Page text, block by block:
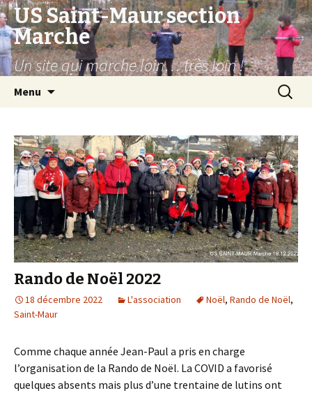
US Saint-Maur section
Marche
Un site qui marche loin… très loin !
Menu
Rando de Noël 2022
18 décembre 2022 L'association Noël, Rando de Noël,
Saint-Maur
Comme chaque année Jean-Paul a pris en charge
l’organisation de la Rando de Noël. La COVID a favorisé
quelques absents mais plus d’une trentaine de lutins ont